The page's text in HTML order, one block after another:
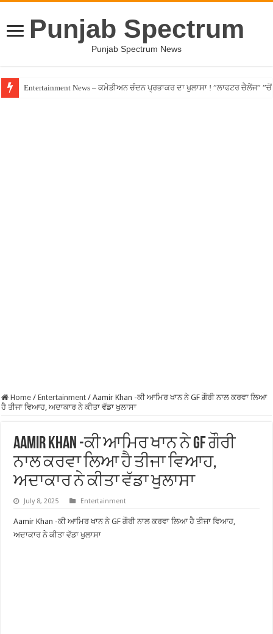
Punjab Spectrum
Punjab Spectrum News
Entertainment News – ਕਮੇਡੀਅਨ ਚੰਦਨ ਪ੍ਰਭਾਕਰ ਦਾ ਖੁਲਾਸਾ ! ”ਲਾਫਟਰ ਚੈਲੇਂਜ”
Home / Entertainment / Aamir Khan -ਕੀ ਆਮਿਰ ਖਾਨ ਨੇ GF ਗੌਰੀ ਨਾਲ ਕਰਵਾ ਲਿਆ
ਹੈ ਤੀਜਾ ਵਿਆਹ, ਅਦਾਕਾਰ ਨੇ ਕੀਤਾ ਵੱਡਾ ਖੁਲਾਸਾ
Aamir Khan -ਕੀ ਆਮਿਰ ਖਾਨ ਨੇ GF ਗੌਰੀ
ਨਾਲ ਕਰਵਾ ਲਿਆ ਹੈ ਤੀਜਾ ਵਿਆਹ,
ਅਦਾਕਾਰ ਨੇ ਕੀਤਾ ਵੱਡਾ ਖੁਲਾਸਾ
July 8, 2025 Entertainment
Aamir Khan -ਕੀ ਆਮਿਰ ਖਾਨ ਨੇ GF ਗੌਰੀ ਨਾਲ ਕਰਵਾ ਲਿਆ ਹੈ ਤੀਜਾ ਵਿਆਹ,
ਅਦਾਕਾਰ ਨੇ ਕੀਤਾ ਵੱਡਾ ਖੁਲਾਸਾ